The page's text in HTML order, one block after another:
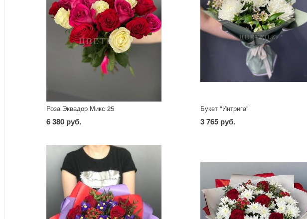
Роза Эквадор Микс 25
6 380 руб.
Букет "Интрига"
3 765 руб.